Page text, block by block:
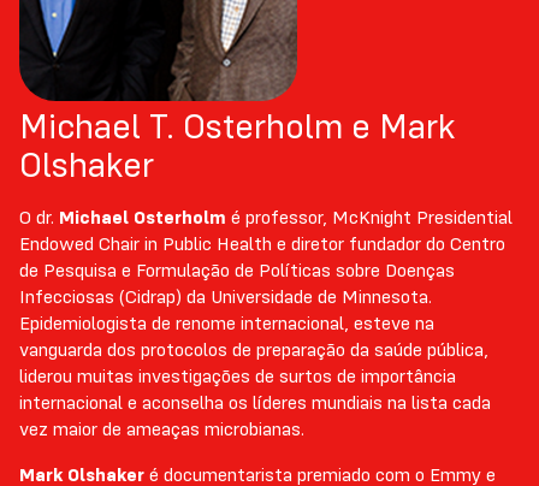
Michael T. Osterholm e Mark
Olshaker
O dr. Michael Osterholm é professor, McKnight Presidential
Endowed Chair in Public Health e diretor fundador do Centro
de Pesquisa e Formulação de Políticas sobre Doenças
Infecciosas (Cidrap) da Universidade de Minnesota.
Epidemiologista de renome internacional, esteve na
vanguarda dos protocolos de preparação da saúde pública,
liderou muitas investigações de surtos de importância
internacional e aconselha os líderes mundiais na lista cada
vez maior de ameaças microbianas.
Mark Olshaker é documentarista premiado com o Emmy e